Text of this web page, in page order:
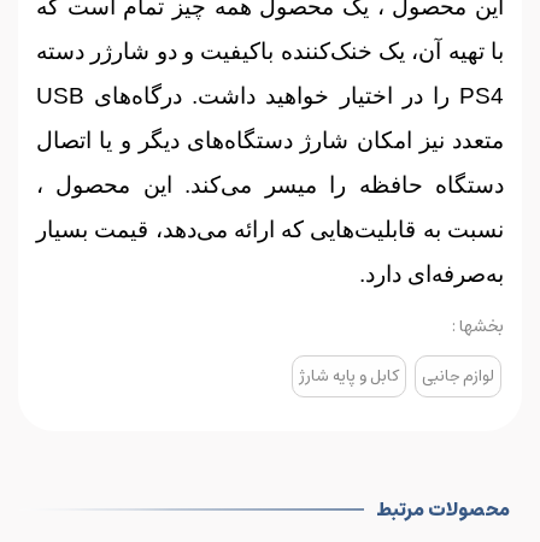
این محصول ، یک محصول همه چیز تمام است که
با تهیه آن، یک خنک‌کننده باکیفیت و دو شارژر دسته
PS4 را در اختیار خواهید داشت. درگاه‌های USB
متعدد نیز امکان شارژ دستگاه‌های دیگر و یا اتصال
دستگاه حافظه را میسر می‌کند. این محصول ،
نسبت به قابلیت‌هایی که ارائه می‌دهد، قیمت بسیار
به‌صرفه‌ای دارد.
بخشها :
لوازم جانبی کابل و پایه شارژ
محصولات مرتبط